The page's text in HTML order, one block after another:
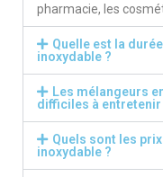
pharmacie, les
Quelle est la
inoxydable ?
Les mélangeurs
difficiles à entretenir
Quels sont les
inoxydable ?